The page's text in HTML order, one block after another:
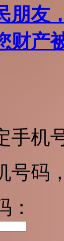
朋友
财产
手机
号码
：